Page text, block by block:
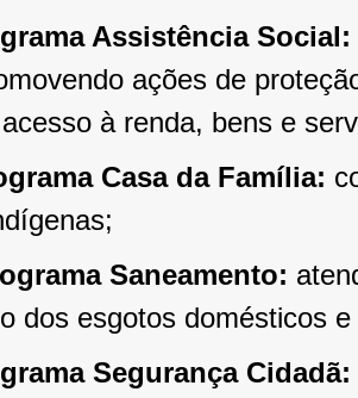
Assistência Social:
ações de
à renda, bens e
Casa da Família:
Saneamento:
dos esgotos domésticos
Segurança Cidadã: